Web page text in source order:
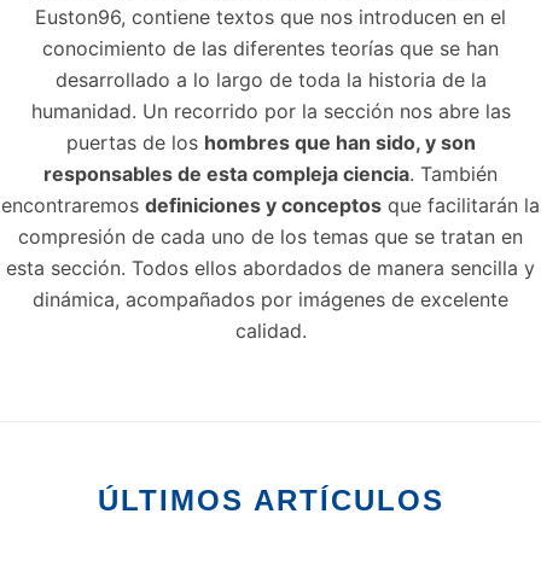
Euston96, contiene textos que nos introducen en el
conocimiento de las diferentes teorías que se han
desarrollado a lo largo de toda la historia de la
humanidad. Un recorrido por la sección nos abre las
puertas de los hombres que han sido, y son
responsables de esta compleja ciencia. También
encontraremos definiciones y conceptos que facilitarán la
compresión de cada uno de los temas que se tratan en
esta sección. Todos ellos abordados de manera sencilla y
dinámica, acompañados por imágenes de excelente
calidad.
ÚLTIMOS ARTÍCULOS